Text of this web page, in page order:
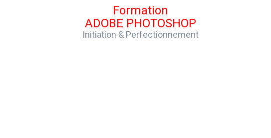
Formation
ADOBE PHOTOSHOP
Initiation & Perfectionnement